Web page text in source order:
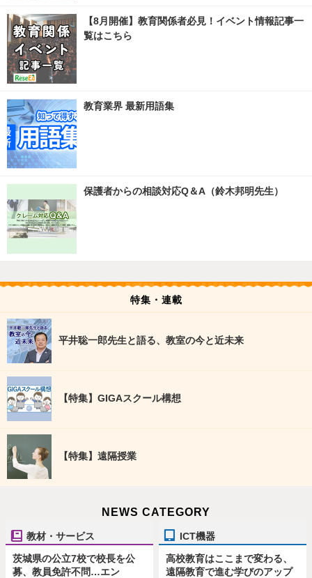
【8月開催】教育関係者必見！イベント情報記事一
覧はこちら
教育業界 最新用語集
保護者からの相談対応Q＆A（鈴木邦明先生）
特集・連載
平井聡一郎先生と語る、教室の今と近未来
【特集】GIGAスクール構想
【特集】遠隔授業
NEWS CATEGORY
教材・サービス
茨城県の公立7校で校長を公
募、教員免許不問…エン
ICT機器
高校教育はここまで変わる、
遠隔教育で進む学びのアップ